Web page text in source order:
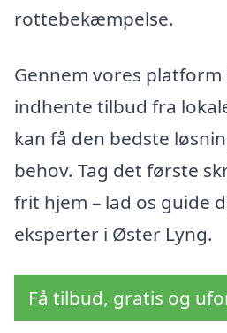
rottebekæmpelse.
Gennem vores
indhente tilbud fra
kan få den bedste
behov. Tag det første
frit hjem – lad os guide
eksperter i Øster Lyng.
Få tilbud, gratis og